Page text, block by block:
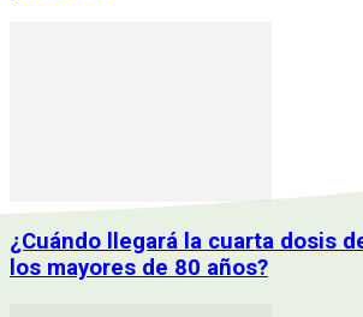
¿Cuándo llegará la cuarta dosis
los mayores de 80 años?